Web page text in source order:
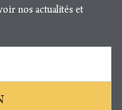
nos actualités et